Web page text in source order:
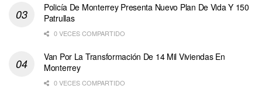
Policía De Monterrey Presenta Nuevo Plan De Vida Y 150
Patrullas
0 VECES COMPARTIDO
Van Por La Transformación De 14 Mil Viviendas En
Monterrey
0 VECES COMPARTIDO